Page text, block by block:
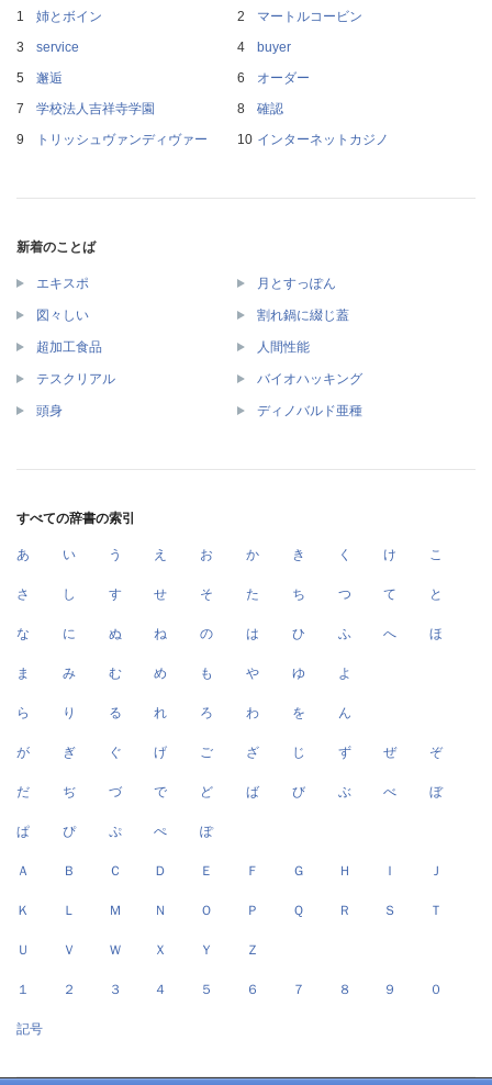
姉とボイン
マートルコービン
service
buyer
邂逅
オーダー
学校法人吉祥寺学園
確認
トリッシュヴァンディヴァー
インターネットカジノ
新着のことば
エキスポ 月とすっぽん
図々しい 割れ鍋に綴じ蓋
超加工食品 人間性能
テスクリアル バイオハッキング
頭身 ディノバルド亜種
すべての辞書の索引
あ い う え お か き く け こ
さ し す せ そ た ち つ て と
な に ぬ ね の は ひ ふ へ ほ
ま み む め も や ゆ よ
ら り る れ ろ わ を ん
が ぎ ぐ げ ご ざ じ ず ぜ ぞ
だ ぢ づ で ど ば び ぶ べ ぼ
ぱ ぴ ぷ ぺ ぽ
Ａ Ｂ Ｃ Ｄ Ｅ Ｆ Ｇ Ｈ Ｉ Ｊ
Ｋ Ｌ Ｍ Ｎ Ｏ Ｐ Ｑ Ｒ Ｓ Ｔ
Ｕ Ｖ Ｗ Ｘ Ｙ Ｚ
１ ２ ３ ４ ５ ６ ７ ８ ９ ０
記号